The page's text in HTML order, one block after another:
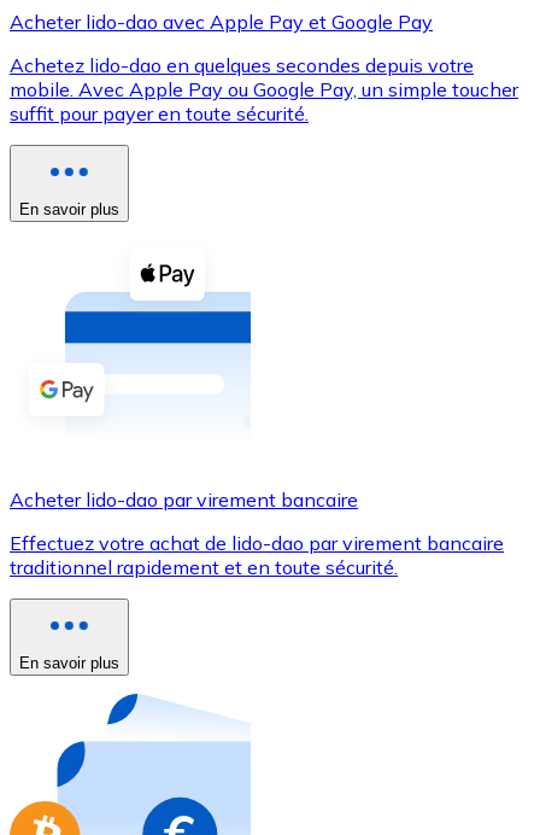
XRP
XRP
Voir toutes
Coupons crypto
Achetez des cryptomonnaies en espèces et d'autres
Acheter avec espèces
Virement SEPA
Utilisez les cartes Visa et Mastercard pour acheter
Acheter avec carte
Nouveau
Achetez des cartes-cadeaux de vos marques
Aller à la boutique de cartes-cadeaux
Acheter lido-dao avec Apple Pay et Google Pay
Achetez lido-dao en quelques secondes depuis votre
mobile. Avec Apple Pay ou Google Pay, un simple toucher
suffit pour payer en toute sécurité.
En savoir plus
Acheter lido-dao par virement bancaire
Effectuez votre achat de lido-dao par virement bancaire
traditionnel rapidement et en toute sécurité.
En savoir plus